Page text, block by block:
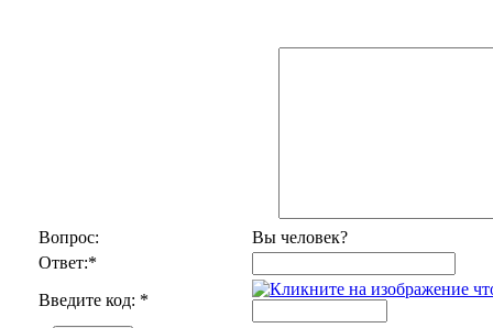
Вопрос:
Вы человек?
Ответ:*
Введите код: *